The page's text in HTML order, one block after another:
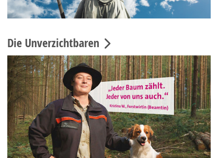
Die Unverzichtbaren